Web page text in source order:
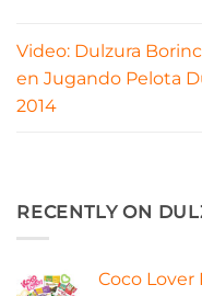
Video: Dulzura
en Jugando Pelota
2014
RECENTLY ON
Coco Lover